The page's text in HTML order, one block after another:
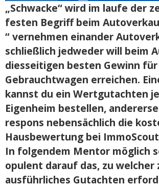
„Schwacke“ wird im laufe der
festen Begriff beim
“ vernehmen einander
schließlich jedweder will beim
diesseitigen besten Gewinn
Gebrauchtwagen erreichen.
kannst du ein Wertgutachten
Eigenheim bestellen,
respons nebensächlich die
Hausbewertung bei
In folgendem Mentor möglich
opulent darauf das, zu welcher
ausführliches Gutachten